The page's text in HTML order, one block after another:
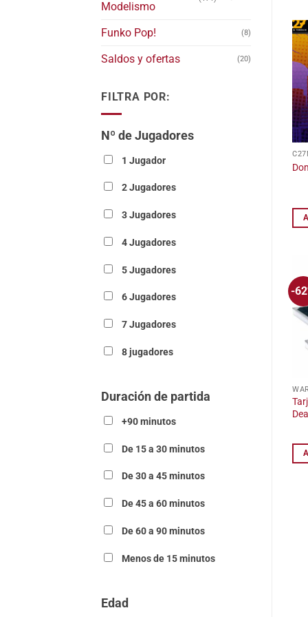
Modelismo
Funko Pop! (8)
Saldos y ofertas (20)
FILTRA POR:
Nº de Jugadores
1 Jugador
2 Jugadores
3 Jugadores
4 Jugadores
5 Jugadores
6 Jugadores
7 Jugadores
8 jugadores
Duración de partida
+90 minutos
De 15 a 30 minutos
De 30 a 45 minutos
De 45 a 60 minutos
De 60 a 90 minutos
Menos de 15 minutos
Edad
-